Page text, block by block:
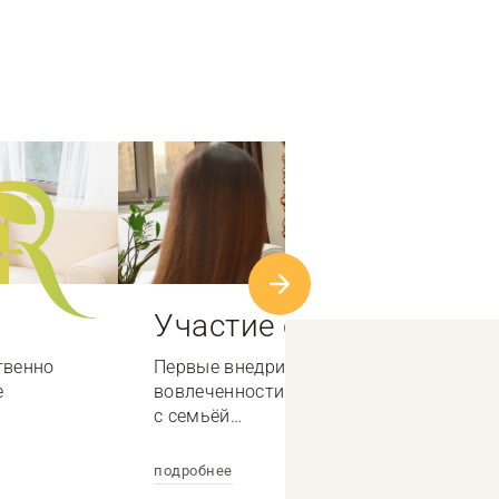
Участие семьи
Первые внедрили систему высокой
вовлеченности специалистов по работе
с семьёй…
подробнее